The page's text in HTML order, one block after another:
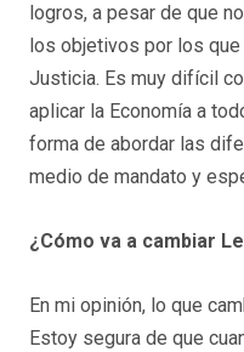
logros, a pesar de que
los objetivos por los
Justicia. Es muy difícil
aplicar la Economía a
forma de abordar las
medio de mandato y
¿Cómo va a cambiar
En mi opinión, lo que
Estoy segura de que